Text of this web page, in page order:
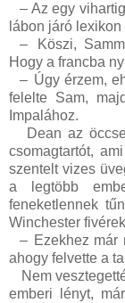
– Az egy
lábon járó lexikon
–
Köszi,
Hogy a francba
– Úgy érzem,
felelte Sam,
Impalához.
Dean az
csomagtartót,
szentelt vizes
a legtöbb
feneketlennek
Winchester
– Ezekhez már
ahogy felvette a
Nem
emberi lényt,